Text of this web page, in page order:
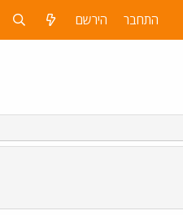
התחבר הירשם